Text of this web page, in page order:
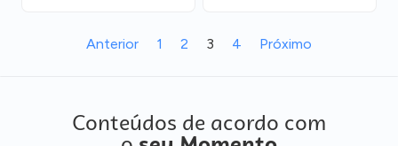
Anterior 1 2 3 4 Próximo
Conteúdos de acordo com